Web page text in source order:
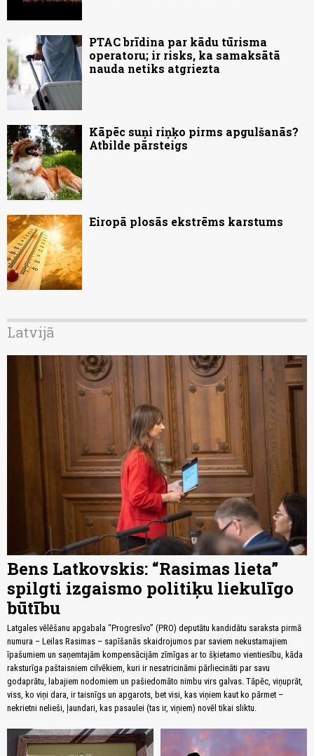
PTAC brīdina par kādu tūrisma
operatoru; ir risks, ka samaksātā
nauda netiks atgriezta
Kāpēc suņi riņķo pirms apgulšanās?
Atbilde pārsteigs
Eiropā plosās ekstrēms karstums
Latvijā
Bens Latkovskis: “Rasimas lieta”
spilgti izgaismo politiķu liekulīgo
būtību
Latgales vēlēšanu apgabala “Progresīvo” (PRO) deputātu kandidātu saraksta pirmā
numura – Leilas Rasimas – sapīšanās skaidrojumos par saviem nekustamajiem
īpašumiem un saņemtajām kompensācijām zīmīgas ar to šķietamo vientiesību, kāda
raksturīga paštaisniem cilvēkiem, kuri ir nesatricināmi pārliecināti par savu
godaprātu, labajiem nodomiem un pašiedomāto nimbu virs galvas. Tāpēc, viņuprāt,
viss, ko viņi dara, ir taisnīgs un apgarots, bet visi, kas viņiem kaut ko pārmet –
nekrietni nelieši, ļaundari, kas pasaulei (tas ir, viņiem) novēl tikai sliktu.